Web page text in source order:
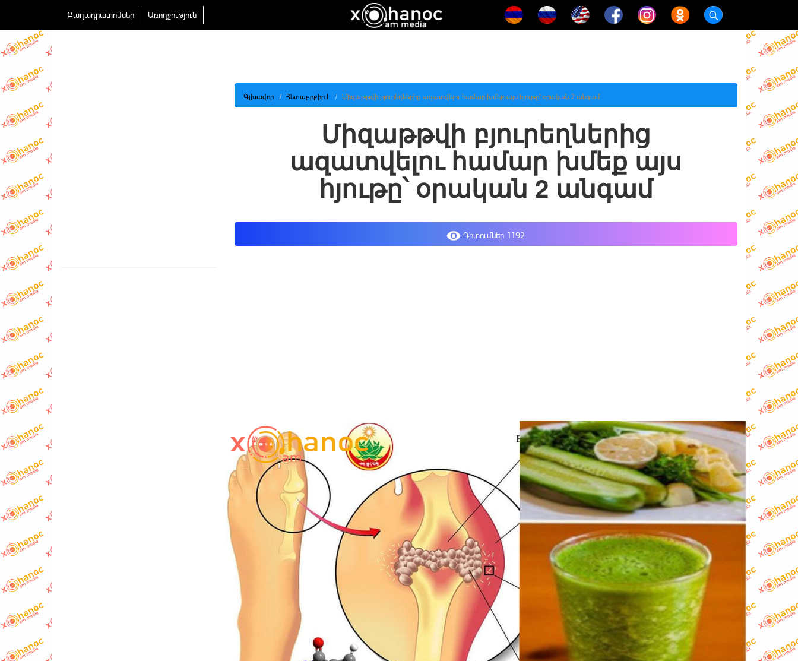
Բաղադրատոմսեր Առողջություն
Գլխավոր Հետաքրքիր է Միզաթթվի բյուրեղներից ազատվելու համար խմեք այս հյութը՝ օրական 2 անգամ
Միզաթթվի բյուրեղներից
ազատվելու համար խմեք այս
հյութը՝ օրական 2 անգամ
Դիտումներ 1192